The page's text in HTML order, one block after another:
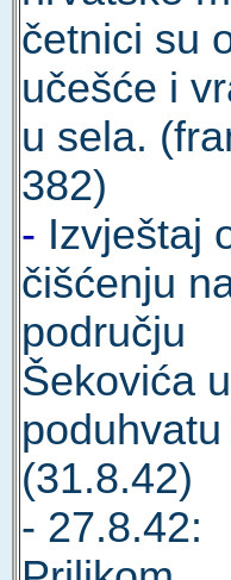
četnici su
učešće i
u sela.
382)
- Izvještaj
čišćenju
području
Šekovića u
poduhvatu
(31.8.42)
- 27.8.42: